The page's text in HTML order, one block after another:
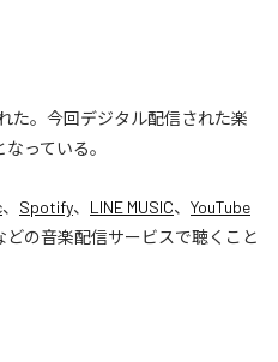
た。今回デジタル配信された楽
なっている。
、 Spotify、 LINE MUSIC、 YouTube
どの音楽配信サービスで聴くこと